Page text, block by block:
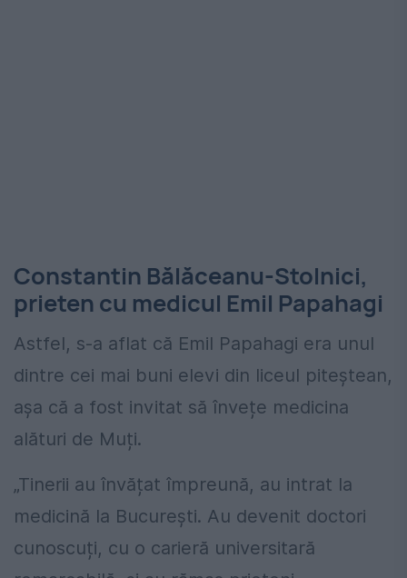
Constantin Bălăceanu-Stolnici,
prieten cu medicul Emil Papahagi
Astfel, s-a aflat că Emil Papahagi era unul
dintre cei mai buni elevi din liceul piteștean,
așa că a fost invitat să învețe medicina
alături de Muți.
„Tinerii au învățat împreună, au intrat la
medicină la București. Au devenit doctori
cunoscuți, cu o carieră universitară